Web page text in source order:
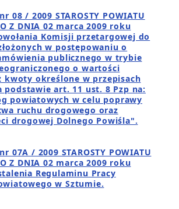
08 / 2009 STAROSTY POWIATU
Z DNIA 02 marca 2009 roku
Komisji przetargowej do
w postępowaniu o
publicznego w trybie
o wartości
kwoty określone w przepisach
podstawie art. 11 ust. 8 Pzp na:
powiatowych w celu poprawy
ruchu drogowego oraz
drogowej Dolnego Powiśla".
07A / 2009 STAROSTY POWIATU
Z DNIA 02 marca 2009 roku
Regulaminu Pracy
w Sztumie.